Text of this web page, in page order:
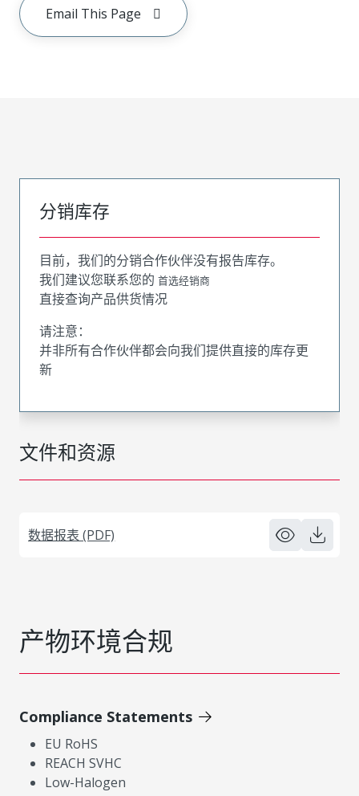
Email This Page
文件和资源
数据报表 (PDF)
分销库存
目前，我们的分销合作伙伴没有报告库存。
我们建议您联系您的 首选经销商
直接查询产品供货情况
请注意：
并非所有合作伙伴都会向我们提供直接的库存更
新
产物环境合规
Compliance Statements
EU RoHS
REACH SVHC
Low-Halogen